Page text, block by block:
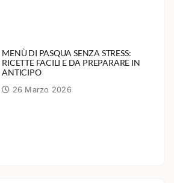
MENÙ DI PASQUA SENZA STRESS:
RICETTE FACILI E DA PREPARARE IN
ANTICIPO
26 Marzo 2026